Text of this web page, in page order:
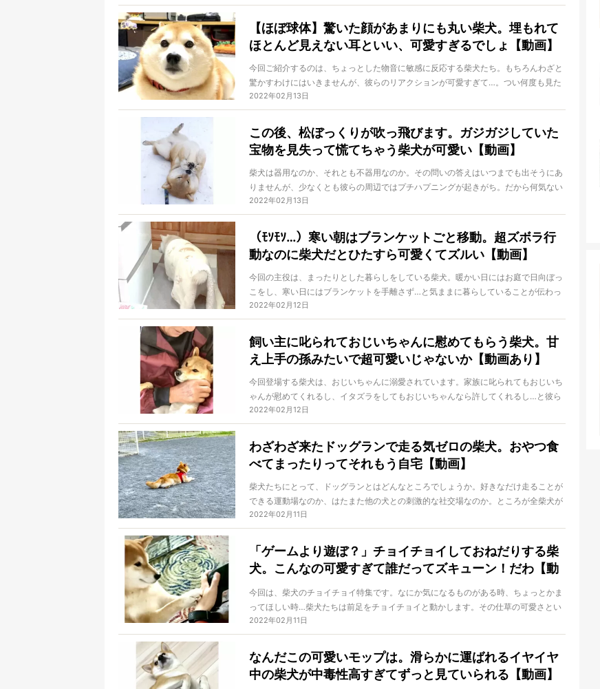
【ほぼ球体】驚いた顔があまりにも丸い柴犬。埋もれて
ほとんど見えない耳といい、可愛すぎるでしょ【動画】
今回ご紹介するのは、ちょっとした物音に敏感に反応する柴犬たち。もちろんわざと
驚かすわけにはいきませんが、彼らのリアクションが可愛すぎて…。つい何度も見た
くなってしまうのです！
2022年02月13日
この後、松ぼっくりが吹っ飛びます。ガジガジしていた
宝物を見失って慌てちゃう柴犬が可愛い【動画】
柴犬は器用なのか、それとも不器用なのか。その問いの答えはいつまでも出そうにあ
りませんが、少なくとも彼らの周辺ではプチハプニングが起きがち。だから何気ない
瞬間でも、目が離せないのですよ！
2022年02月13日
（ﾓｿﾓｿ…）寒い朝はブランケットごと移動。超ズボラ行
動なのに柴犬だとひたすら可愛くてズルい【動画】
今回の主役は、まったりとした暮らしをしている柴犬。暖かい日にはお庭で日向ぼっ
こをし、寒い日にはブランケットを手離さず…と気ままに暮らしていることが伝わっ
てきます。これは癒される…！
2022年02月12日
飼い主に叱られておじいちゃんに慰めてもらう柴犬。甘
え上手の孫みたいで超可愛いじゃないか【動画あり】
今回登場する柴犬は、おじいちゃんに溺愛されています。家族に叱られてもおじいち
ゃんが慰めてくれるし、イタズラをしてもおじいちゃんなら許してくれるし…と彼ら
はわかっているのです。愛され慣れてるなぁ！
2022年02月12日
わざわざ来たドッグランで走る気ゼロの柴犬。おやつ食
べてまったりってそれもう自宅【動画】
柴犬たちにとって、ドッグランとはどんなところでしょうか。好きなだけ走ることが
できる運動場なのか、はたまた他の犬との刺激的な社交場なのか。ところが全柴犬が
そんなふうに楽しめるわけではないようで…!?
2022年02月11日
「ゲームより遊ぼ？」チョイチョイしておねだりする柴
犬。こんなの可愛すぎて誰だってズキューン！だわ【動
画】
今回は、柴犬のチョイチョイ特集です。なにか気になるものがある時、ちょっとかま
ってほしい時…柴犬たちは前足をチョイチョイと動かします。その仕草の可愛さとい
ったら、いつだって満点なのですよ！
2022年02月11日
なんだこの可愛いモップは。滑らかに運ばれるイヤイヤ
中の柴犬が中毒性高すぎてずっと見ていられる【動画】